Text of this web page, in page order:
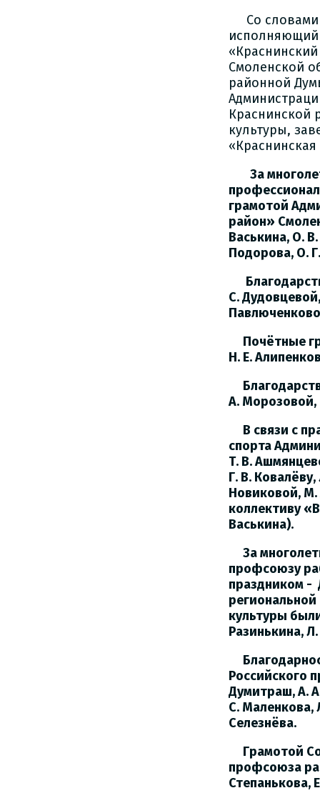
Со словами
исполняющий
Смоленской
районной
Краснинской
культуры,
За
грамотой
район»
Васькина, О.
Подорова, О.
С.
Почётные
Н. Е.
А. Морозовой,
В связи с
спорта
Т. В.
Г. В.
Новиковой,
коллективу
Васькина).
За
профсоюзу
праздником -
культуры
Разинькина,
Российского
Думитраш, А.
С. Маленкова,
Селезнёва.
Грамотой
профсоюза
Степанькова,